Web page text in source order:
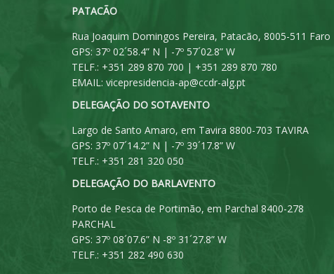
PATACÃO
Rua Joaquim Domingos Pereira, Patacão, 8005-511 Faro
GPS: 37º 02´58.4” N | -7º 57´02.8” W
TELF.: +351 289 870 700 | +351 289 870 780
EMAIL: vicepresidencia-ap@ccdr-alg.pt
DELEGAÇÃO DO SOTAVENTO
Largo de Santo Amaro, em Tavira 8800-703 TAVIRA
GPS: 37º 07´14.2” N | -7º 39´17.8” W
TELF.: +351 281 320 050
DELEGAÇÃO DO BARLAVENTO
Porto de Pesca de Portimão, em Parchal 8400-278
PARCHAL
GPS: 37º 08´07.6” N -8º 31´27.8” W
TELF.: +351 282 490 630